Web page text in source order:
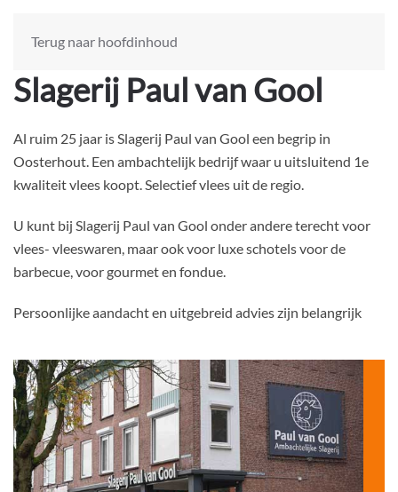
Terug naar hoofdinhoud
Slagerij Paul van Gool
Al ruim 25 jaar is Slagerij Paul van Gool een begrip in
Oosterhout. Een ambachtelijk bedrijf waar u uitsluitend 1e
kwaliteit vlees koopt. Selectief vlees uit de regio.
U kunt bij Slagerij Paul van Gool onder andere terecht voor
vlees- vleeswaren, maar ook voor luxe schotels voor de
barbecue, voor gourmet en fondue.
Persoonlijke aandacht en uitgebreid advies zijn belangrijk